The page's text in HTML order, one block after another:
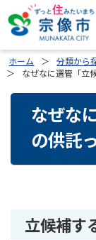
ホーム 分類から
なぜなに選管「立
なぜな
の供託
立候補す